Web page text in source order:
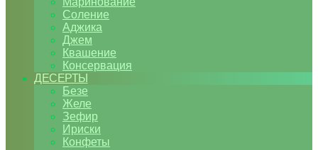
Соление
Аджика
Джем
Квашение
Консервация
ДЕСЕРТЫ
Безе
Желе
Зефир
Ириски
Конфеты